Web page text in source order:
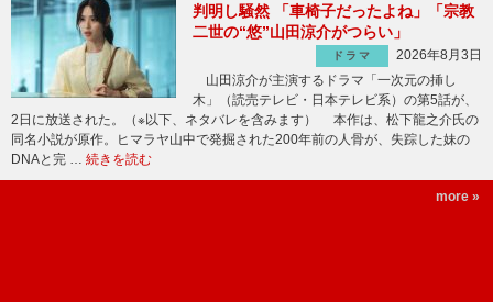
判明し騒然 「車椅子だったよね」「宗教
二世の“悠”山田涼介がつらい」
ドラマ
2026年8月3日
山田涼介が主演するドラマ「一次元の挿し
木」（読売テレビ・日本テレビ系）の第5話が、
2日に放送された。（※以下、ネタバレを含みます） 本作は、松下龍之介氏の
同名小説が原作。ヒマラヤ山中で発掘された200年前の人骨が、失踪した妹の
DNAと完 … 続きを読む
more »